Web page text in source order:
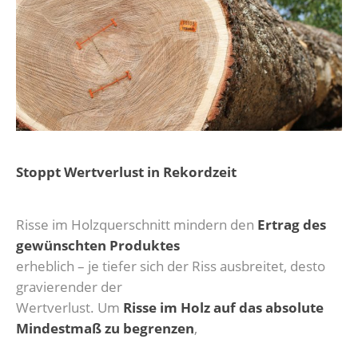
Stoppt Wertverlust in Rekordzeit
Risse im Holzquerschnitt mindern den Ertrag des
gewünschten Produktes
erheblich – je tiefer sich der Riss ausbreitet, desto
gravierender der
Wertverlust. Um Risse im Holz auf das absolute
Mindestmaß zu begrenzen,